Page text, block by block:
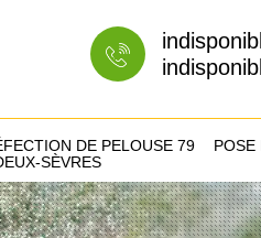
DE PELOUSE 79
SÈVRES
POSE